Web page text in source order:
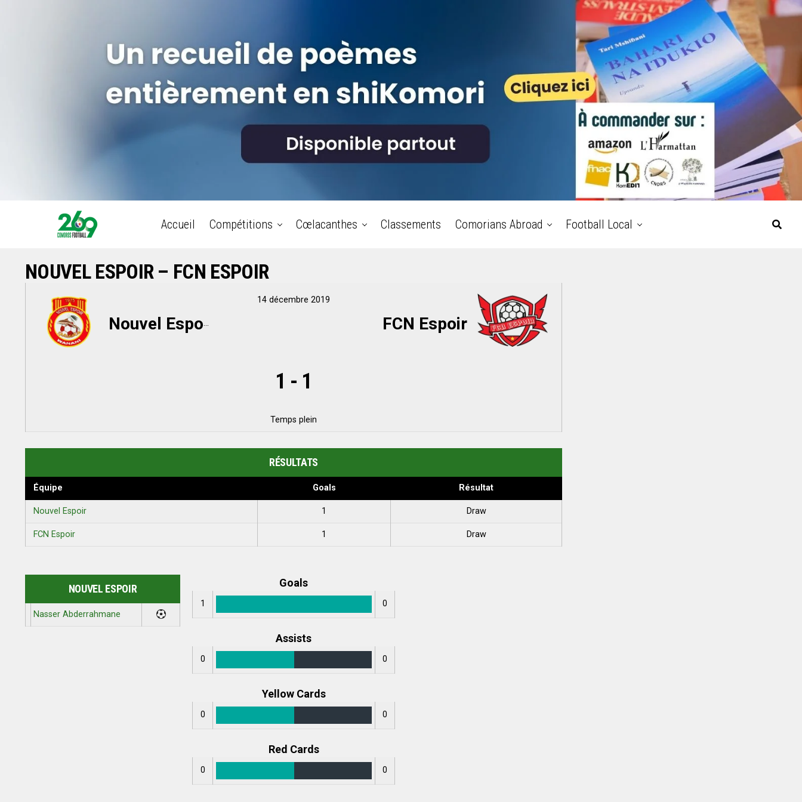
Accueil Compétitions Cœlacanthes Classements Comorians Abroad Football Local
NOUVEL ESPOIR – FCN ESPOIR
Nouvel Espoir FCN Espoir
14 décembre 2019
1 - 1
Temps plein
RÉSULTATS
Équipe Goals Résultat
Nouvel Espoir 1 Draw
FCN Espoir 1 Draw
NOUVEL ESPOIR
Nasser Abderrahmane
Goals
1 0
Assists
0 0
Yellow Cards
0 0
Red Cards
0 0